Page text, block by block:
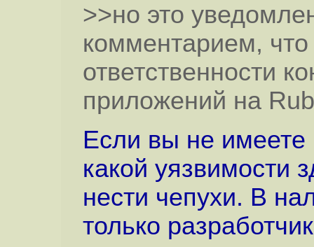
>>но это
комментарием,
ответственности
приложений на
Если вы не имеете
какой уязвимости
нести чепухи. В
только